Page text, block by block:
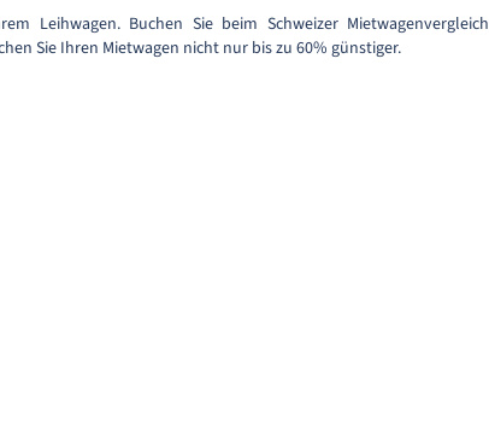
Leihwagen. Buchen Sie beim Schweizer Mietwagenvergleich
Sie Ihren Mietwagen nicht nur bis zu 60% günstiger.